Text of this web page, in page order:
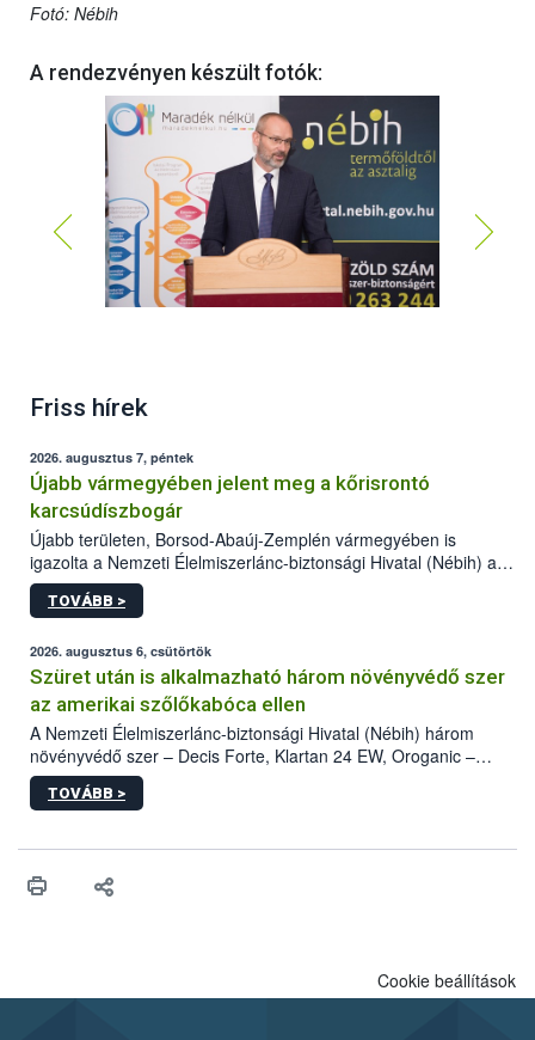
Fotó: Nébih
A rendezvényen készült fotók:
Friss hírek
2026. augusztus 7, péntek
Újabb vármegyében jelent meg a kőrisrontó
karcsúdíszbogár
Újabb területen, Borsod-Abaúj-Zemplén vármegyében is
igazolta a Nemzeti Élelmiszerlánc-biztonsági Hivatal (Nébih) a
kőrisrontó karcsúdíszbogár (Agrilus planipennis) jelenlétét. A
kártevőt nem csak színcsapdában találták meg, de már fertőzött
az intenzív felderítést, emellett az intézkedéseket a szlovák
hatósággal is összehangolják a terjedés megállítása érdekében.
TOVÁBB >
2026. augusztus 6, csütörtök
Szüret után is alkalmazható három növényvédő szer
az amerikai szőlőkabóca ellen
A Nemzeti Élelmiszerlánc-biztonsági Hivatal (Nébih) három
növényvédő szer – Decis Forte, Klartan 24 EW, Oroganic –
engedélyokiratát módosította, így azok a szüretet követően,
egészen a vesszőérettség (BBCH 91) stádiumáig
érésű szőlőkben is legyen lehetőség a károsító elleni további
felhasználók számára is elérhető és ökológiai termesztésben is
TOVÁBB >
Cookie beállítások